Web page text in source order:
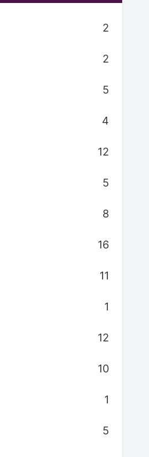
2
2
5
4
12
5
8
16
11
1
12
10
1
5